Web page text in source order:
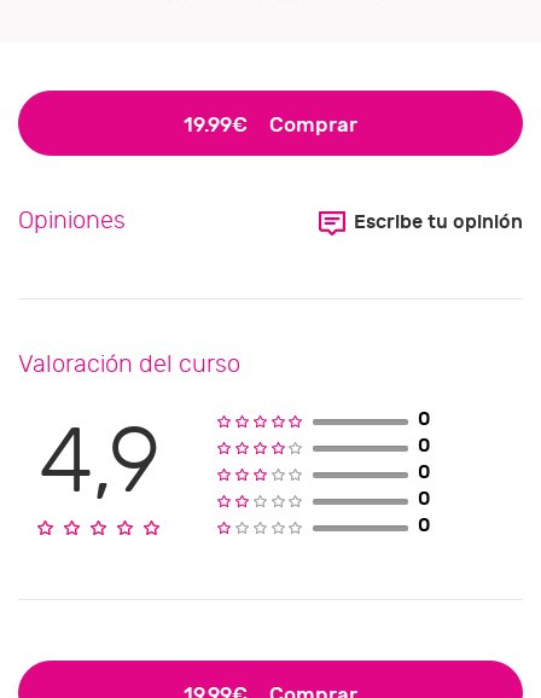
19.99€ Comprar
Opiniones Escribe tu opinión
Valoración del curso
4,9
0
0
0
0
0